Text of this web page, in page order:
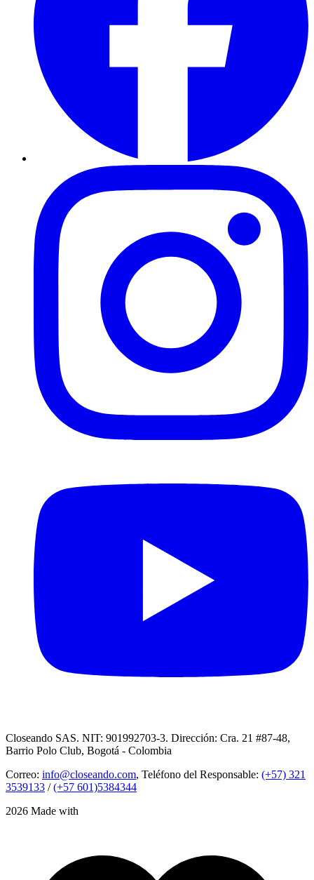
Closeando SAS. NIT: 901992703-3. Dirección: Cra. 21 #87-48,
Barrio Polo Club, Bogotá - Colombia
Correo: info@closeando.com, Teléfono del Responsable: (+57) 321
3539133 /(+57 601)5384344
2026 Made with